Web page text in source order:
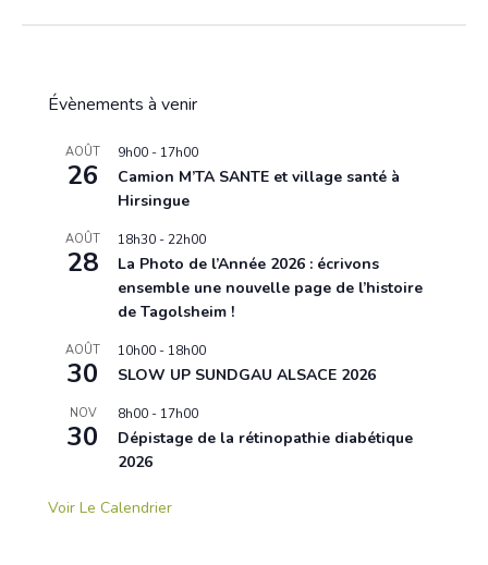
Évènements à venir
AOÛT
26
9h00 - 17h00
Camion M’TA SANTE et village santé à
Hirsingue
AOÛT
28
18h30 -22h00
La Photo de l’Année 2026 : écrivons
ensemble une nouvelle page de l’histoire
de Tagolsheim !
AOÛT
30
10h00 - 18h00
SLOW UP SUNDGAU ALSACE 2026
NOV
30
8h00 - 17h00
Dépistage de la rétinopathie diabétique
2026
Voir Le Calendrier